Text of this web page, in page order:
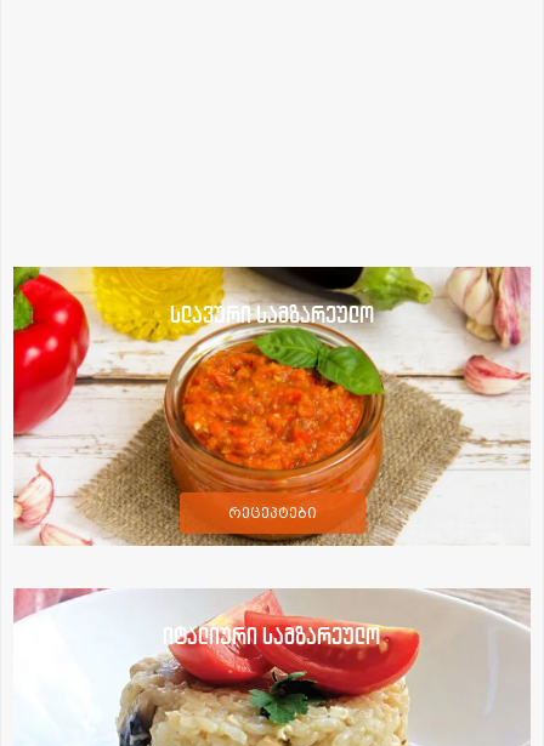
სლავური სამზარეულო
რეცეპტები
იტალიური სამზარეულო